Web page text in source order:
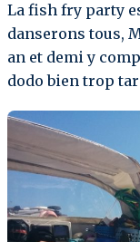
La fish fry party
danserons tous,
an et demi y
dodo bien trop